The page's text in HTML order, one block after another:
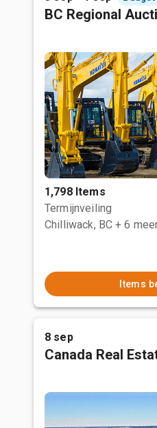
BC Regional
1,798 Items
Termijnveiling
Chilliwack, BC + 6
Items
8 sep
Canada Real